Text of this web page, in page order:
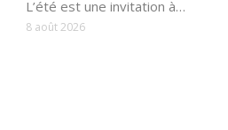
L’été est une invitation à…
8 août 2026